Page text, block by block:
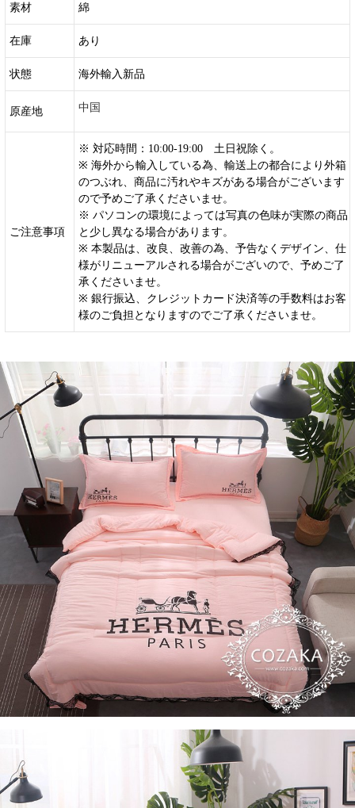
素材 綿
在庫 あり
状態 海外輸入新品
原産地 中国
ご注意事項
※ 対応時間：10:00-19:00 土日祝除く。
※ 海外から輸入している為、輸送上の都合により外箱
のつぶれ、商品に汚れやキズがある場合がございます
ので予めご了承くださいませ。
※ パソコンの環境によっては写真の色味が実際の商品
と少し異なる場合があります。
※ 本製品は、改良、改善の為、予告なくデザイン、仕
様がリニューアルされる場合がございので、予めご了
承くださいませ。
※ 銀行振込、クレジットカード決済等の手数料はお客
様のご負担となりますのでご了承くださいませ。